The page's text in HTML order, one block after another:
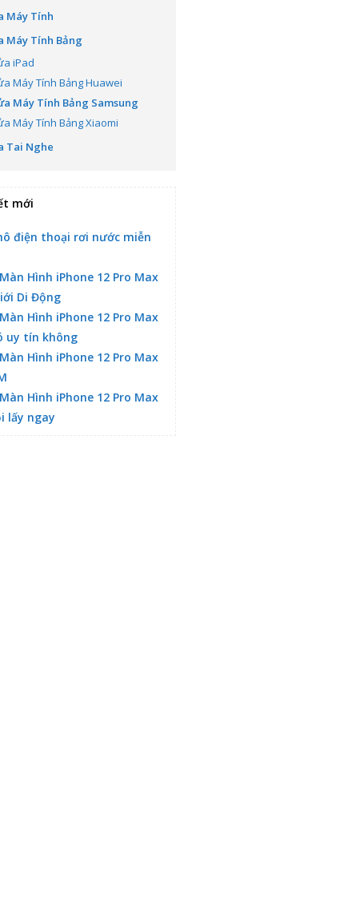
Máy Tính
Máy Tính Bảng
iPad
Máy Tính Bảng Huawei
Máy Tính Bảng Samsung
Máy Tính Bảng Xiaomi
Tai Nghe
mới
điện thoại rơi nước miễn
Hình iPhone 12 Pro Max
Di Động
Hình iPhone 12 Pro Max
uy tín không
Hình iPhone 12 Pro Max
Hình iPhone 12 Pro Max
lấy ngay